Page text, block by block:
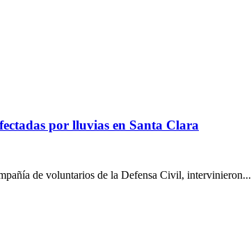
por lluvias en Santa Clara
de voluntarios de la Defensa Civil, intervinieron...